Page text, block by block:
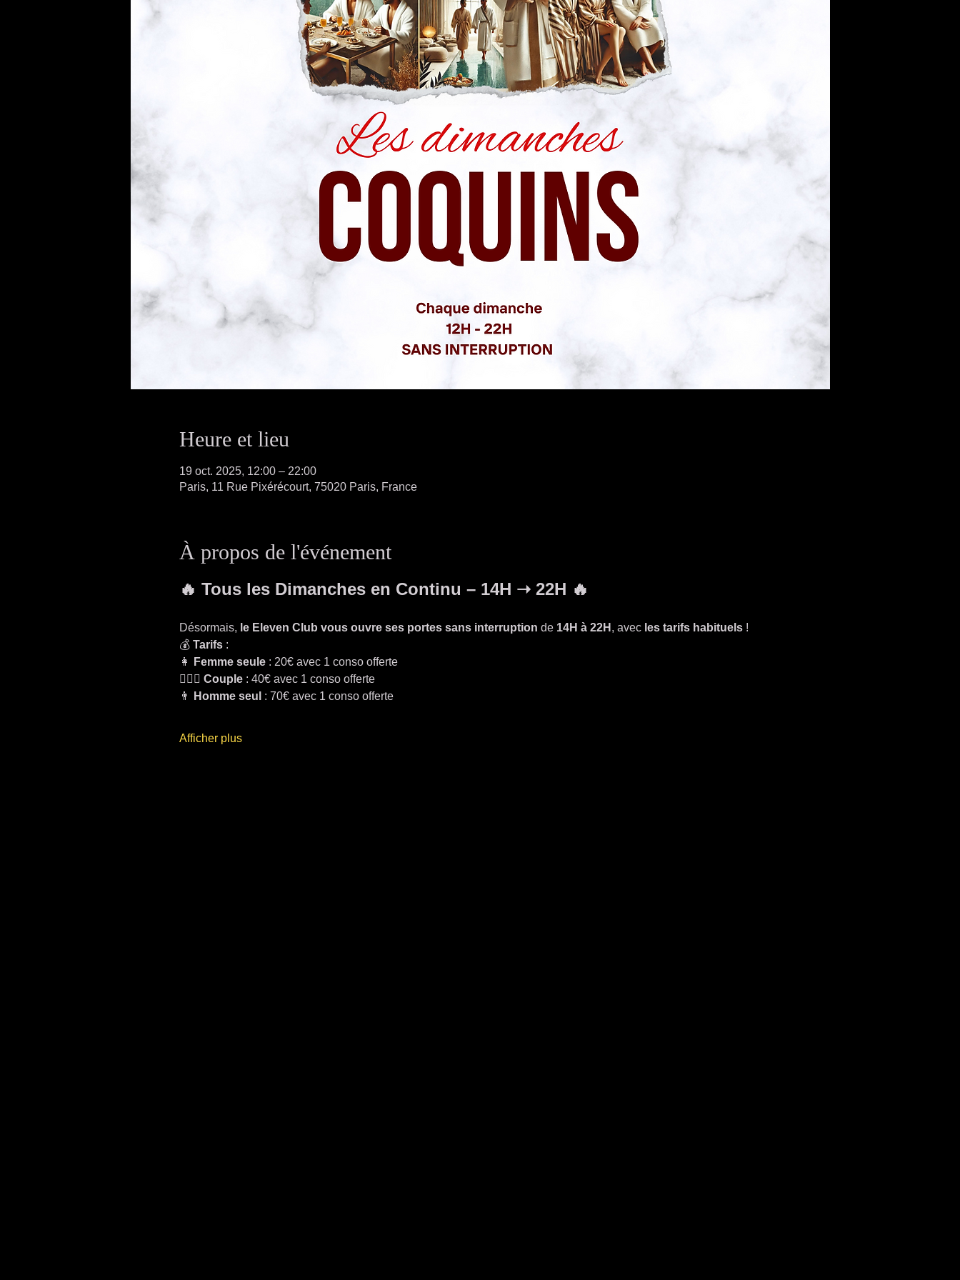
Heure et lieu
19 oct. 2025, 12:00 – 22:00
Paris, 11 Rue Pixérécourt, 75020 Paris, France
À propos de l'événement
🔥 Tous les Dimanches en Continu – 14H ➝ 22H 🔥
Désormais, le Eleven Club vous ouvre ses portes sans interruption de 14H à 22H , avec les tarifs habituels !
💰 Tarifs :
👩
Femme seule : 20€ avec 1 conso offerte
👩‍❤️‍👨 Couple : 40€ avec 1 conso offerte
👨
Homme seul : 70€ avec 1 conso offerte
Afficher plus